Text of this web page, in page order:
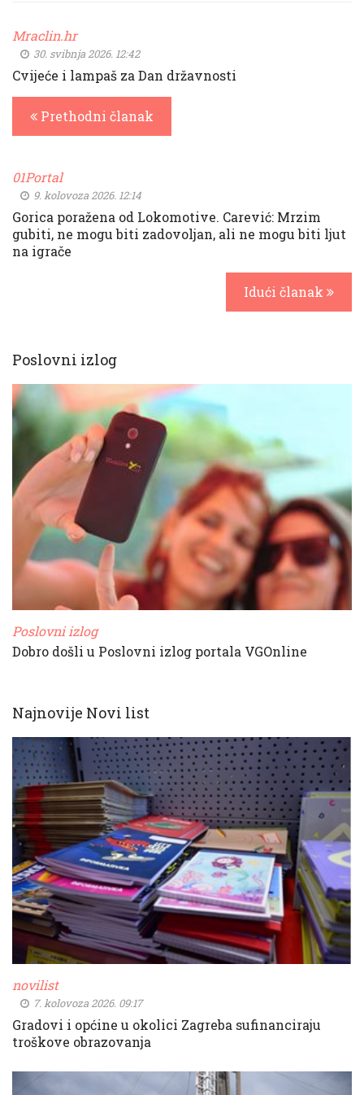
Mraclin.hr
30. svibnja 2026. 12:42
Cvijeće i lampaš za Dan državnosti
Prethodni članak
01Portal
9. kolovoza 2026. 12:14
Gorica poražena od Lokomotive. Carević: Mrzim
gubiti, ne mogu biti zadovoljan, ali ne mogu biti ljut
na igrače
Idući članak
Poslovni izlog
Poslovni izlog
Dobro došli u Poslovni izlog portala VGOnline
Najnovije Novi list
novilist
7. kolovoza 2026. 09:17
Gradovi i općine u okolici Zagreba sufinanciraju
troškove obrazovanja